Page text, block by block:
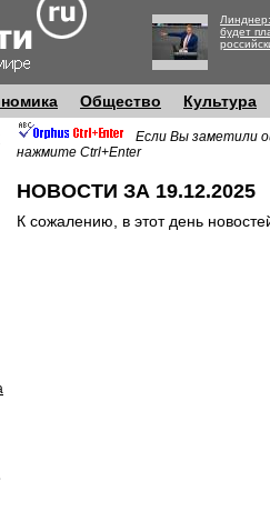
будет
Общество Культура
Если Вы заметили
нажмите Ctrl+Enter
НОВОСТИ ЗА 19.12.2025
К сожалению, в этот день